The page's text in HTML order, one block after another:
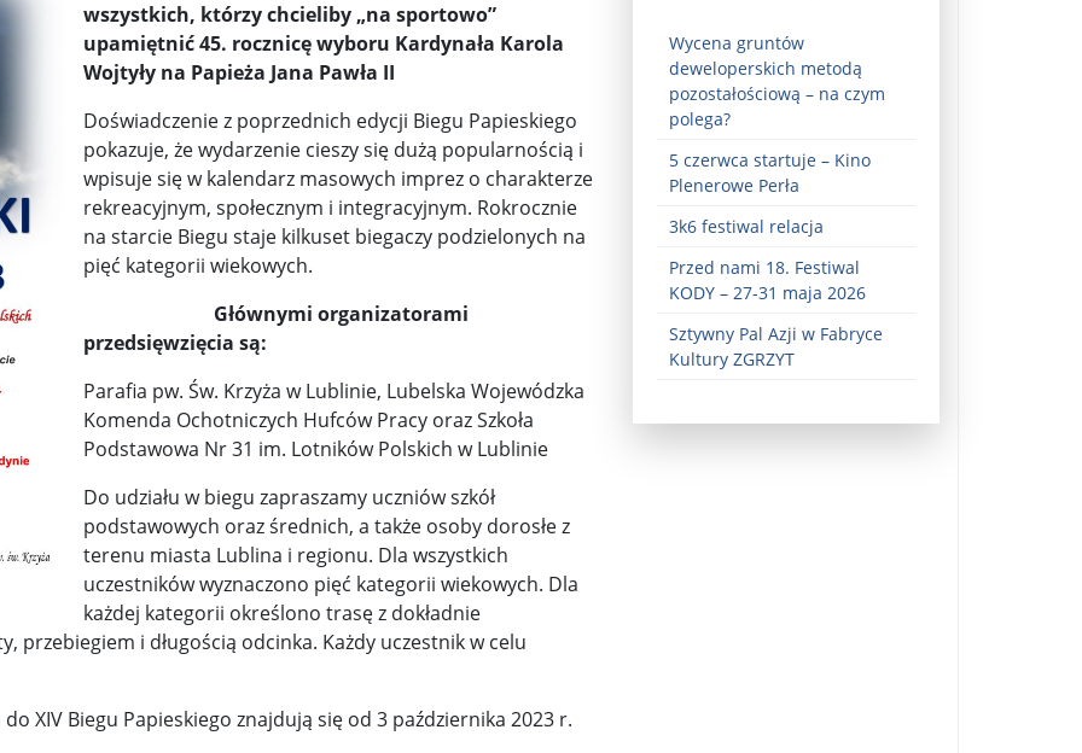
Demokraci uczą się nowego języka. Wzorują się na D ...
... Sondaż: Czy Powstanie Warszawskie było potrzebne i ...
... Wanda Traczyk-Stawska: Szczucie dziś na Niemców to ...
... Kard. Konrad Krajewski o słowach „Polska dla Polak ... Najstarsza muzyka świata ...
... Urszula Rusecka z PiS krytykuje Grzegorza Brauna. ...
woj ... Świat u stóp Trumpa. Negocjuj albo płać 50 proc. ...
pr ... Radioaktywne gniazdo os odkryto w dawnych zakładac ...
... Ciężka noc w Kijowie. Rosja dwa razy uderzała z po ...
... Donaldowi Trumpowi udało się zapobiec wojnie. Cła ...
... Sensy Powstania Warszawskiego ... Nie ma patriotyzmu bez zaangażowania ...
Wspólnota w chwili ciszy ... Perspektywa świadka, perspektywa ofiary ...
wśród ceglanych murów ... Gazowe Imperium Warszawy ...
Wielka Brytania: Lesbijka została arcybiskupem. Pi ...
... Kolejne kontrowersje wokół RARS. Po zmianie prezes ...
... Powstańcy w Skierniewicach ... Dymisja premiera Litwy. Gintautas Paluckas odchodz ...
wszystkich, którzy chcieliby „na sportowo”
upamiętnić 45. rocznicę wyboru Kardynała Karola
Wojtyły na Papieża Jana Pawła II
Doświadczenie z poprzednich edycji Biegu Papieskiego
pokazuje, że wydarzenie cieszy się dużą popularnością i
wpisuje się w kalendarz masowych imprez o charakterze
rekreacyjnym, społecznym i integracyjnym. Rokrocznie
na starcie Biegu staje kilkuset biegaczy podzielonych na
pięć kategorii wiekowych.
Głównymi organizatorami
przedsięwzięcia są:
Parafia pw. Św. Krzyża w Lublinie, Lubelska Wojewódzka
Komenda Ochotniczych Hufców Pracy oraz Szkoła
Podstawowa Nr 31 im. Lotników Polskich w Lublinie
Do udziału w biegu zapraszamy uczniów szkół
podstawowych oraz średnich, a także osoby dorosłe z
terenu miasta Lublina i regionu. Dla wszystkich
uczestników wyznaczono pięć kategorii wiekowych. Dla
każdej kategorii określono trasę z dokładnie
przebiegiem i długością odcinka. Każdy uczestnik w celu
XIV Biegu Papieskiego znajdują się od 3 października 2023 r.
Wycena gruntów
deweloperskich metodą
pozostałościową – na czym
polega?
5 czerwca startuje – Kino
Plenerowe Perła
3k6 festiwal relacja
Przed nami 18. Festiwal
KODY – 27-31 maja 2026
Sztywny Pal Azji w Fabryce
Kultury ZGRZYT